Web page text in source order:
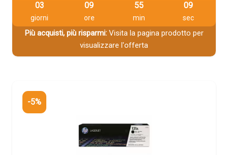
03
giorni
09
ore
55
min
09
sec
Più acquisti, più risparmi:Visita la pagina prodotto per
visualizzare l'offerta
-5%